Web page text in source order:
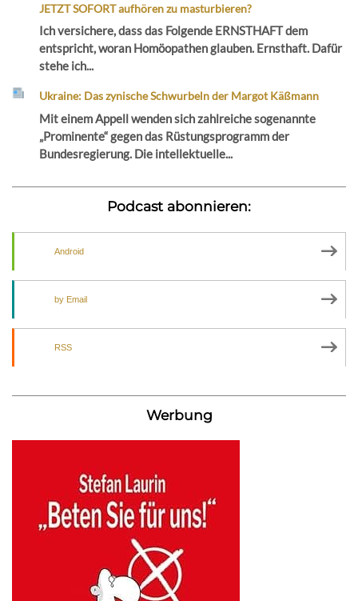
JETZT SOFORT aufhören zu masturbieren?
Ich versichere, dass das Folgende ERNSTHAFT dem
entspricht, woran Homöopathen glauben. Ernsthaft. Dafür
stehe ich...
Ukraine: Das zynische Schwurbeln der Margot Käßmann
Mit einem Appell wenden sich zahlreiche sogenannte
„Prominente“ gegen das Rüstungsprogramm der
Bundesregierung. Die intellektuelle...
Podcast abonnieren:
Android
by Email
RSS
Werbung